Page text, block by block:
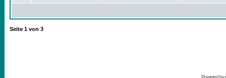
Seite 1 von 3
Powered by